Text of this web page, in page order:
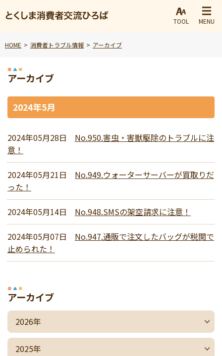
TOOL MENU
HOME 消費者トラブル情報 アーカイブ
アーカイブ
2024年5月
2024年05月28日
No.950.害虫・害獣駆除のトラブルに注
意！
2024年05月21日
No.949.ウォーターサーバーが買取りだ
った！
2024年05月14日 No.948.SMSの架空請求に注意！
2024年05月07日
No.947.通販で注文したバッグが税関で
止められた！
アーカイブ
2026年
2025年